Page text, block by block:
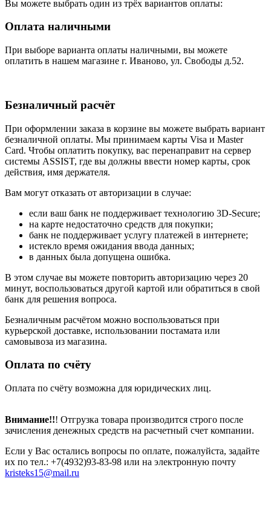
Вы можете выбрать один из трёх вариантов оплаты:
Оплата наличными
При выборе варианта оплаты наличными, вы можете
оплатить в нашем магазине г. Иваново, ул. Свободы д.52.
Безналичный расчёт
При оформлении заказа в корзине вы можете выбрать вариант
безналичной оплаты. Мы принимаем карты Visa и Master
Card. Чтобы оплатить покупку, вас перенаправит на сервер
системы ASSIST, где вы должны ввести номер карты, срок
действия, имя держателя.
Вам могут отказать от авторизации в случае:
если ваш банк не поддерживает технологию 3D-Secure;
на карте недостаточно средств для покупки;
банк не поддерживает услугу платежей в интернете;
истекло время ожидания ввода данных;
в данных была допущена ошибка.
В этом случае вы можете повторить авторизацию через 20
минут, воспользоваться другой картой или обратиться в свой
банк для решения вопроса.
Безналичным расчётом можно воспользоваться при
курьерской доставке, использовании постамата или
самовывоза из магазина.
Оплата по счёту
Оплата по счёту возможна для юридических лиц.
Внимание!!! Отгрузка товара производится строго после
зачисления денежных средств на расчетный счет компании.
Если у Вас остались вопросы по оплате, пожалуйста, задайте
их по тел.: +7(4932)93-83-98 или на электронную почту
kristeks15@mail.ru